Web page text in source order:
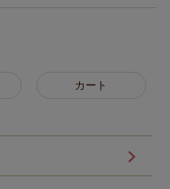
カート